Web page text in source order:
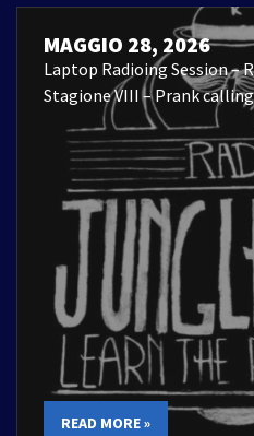
MAGGIO 28, 2026
Laptop Radioing Session –
Stagione VIII – Prank
READ MORE »